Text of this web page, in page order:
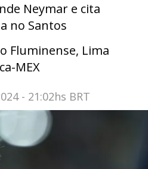
Neymar e cita
no Santos
Fluminense, Lima
MEX
- 21:02hs BRT